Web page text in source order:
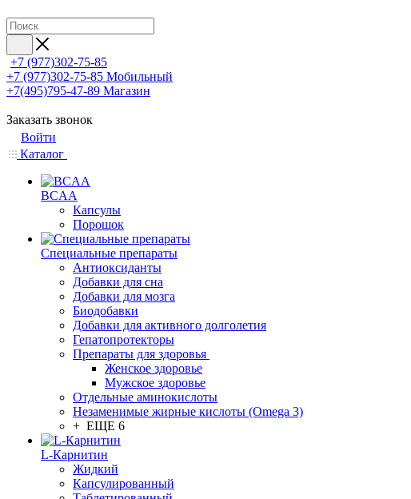
+7 (977)302-75-85
+7 (977)302-75-85 Мобильный
+7(495)795-47-89 Магазин
Заказать звонок
Войти
Каталог
BCAA
Капсулы
Порошок
Cпециальные препараты
Антиоксиданты
Добавки для сна
Добавки для мозга
Биодобавки
Добавки для активного долголетия
Гепатопротекторы
Препараты для здоровья
Женское здоровье
Мужское здоровье
Отдельные аминокислоты
Незаменимые жирные кислоты (Omega 3)
+ ЕЩЕ 6
L-Карнитин
Жидкий
Капсулированный